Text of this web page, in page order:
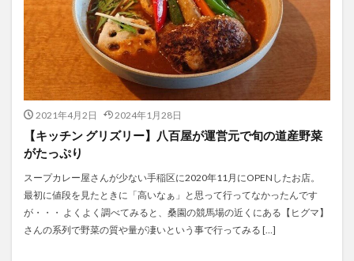
2021年4月2日 2024年1月28日
【キッチン グリズリー】八百屋が運営元で旬の道産野菜
がたっぷり
スープカレー屋さんが少ない手稲区に2020年11月にOPENしたお店。
最初に値段を見たときに「高いなぁ」と思って行ってなかったんです
が・・・ よくよく調べてみると、桑園の競馬場の近くにある【ヒグマ】
さんの系列で野菜の質や量が凄いという事で行ってみる […]